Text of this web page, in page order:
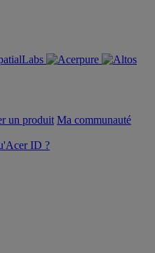
un produit Ma communauté
ID ?